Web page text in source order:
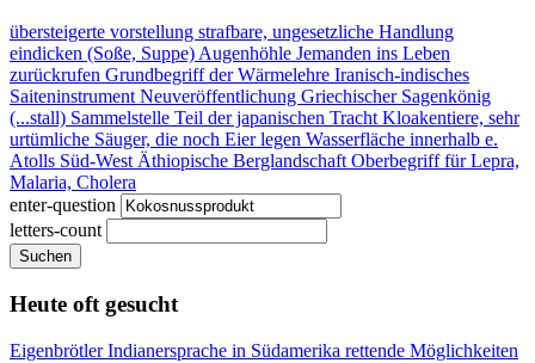
übersteigerte vorstellung strafbare, ungesetzliche Handlung
eindicken (Soße, Suppe)Augenhöhle Jemanden ins Leben
zurückrufen Grundbegriff der Wärmelehre Iranisch-indisches
SaiteninstrumentNeuveröffentlichung Griechischer Sagenkönig
(...stall) Sammelstelle Teil der japanischen TrachtKloakentiere, sehr
urtümliche Säuger, die noch Eier legen Wasserfläche innerhalb e.
Atolls Süd-West Äthiopische BerglandschaftOberbegriff für Lepra,
Malaria, Cholera
enter-question
letters-count
Suchen
Heute oft gesucht
EigenbrötlerIndianersprache in Südamerika rettende Möglichkeiten